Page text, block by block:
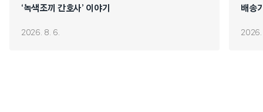
‘녹색조끼 간호사’ 이야기
2026. 8. 6.
배송
2026.